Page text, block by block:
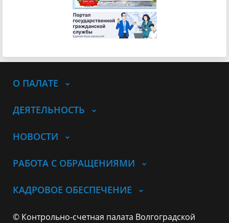
О ПАЛАТЕ
ДЕЯТЕЛЬНОСТЬ
НОВОСТИ
РАБОТА С ОБРАЩЕНИЯМИ
КАДРОВОЕ ОБЕСПЕЧЕНИЕ
© Контрольно-счетная палата Волгоградской